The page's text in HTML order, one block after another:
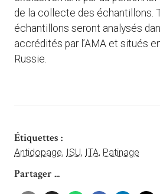
de la collecte des échantillons.
échantillons seront analysés
accrédités par l’AMA et situés
Russie.
Étiquettes :
Antidopage, ISU, ITA, Patinage
Partager ...